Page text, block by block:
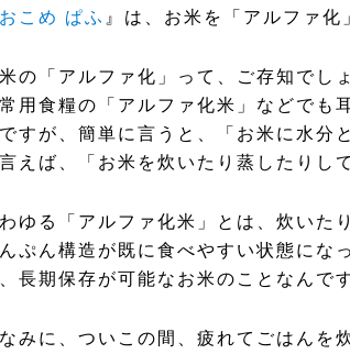
おこめ ぱふ 』は、お米を「アルファ化
の「アルファ化」って、ご存知でし
用食糧の「アルファ化米」などでも
すが、簡単に言うと、「お米に水分
えば、「お米を炊いたり蒸したりし
ゆる「アルファ化米」とは、炊いた
ぷん構造が既に食べやすい状態にな
長期保存が可能なお米のことなんです
みに、ついこの間、疲れてごはんを